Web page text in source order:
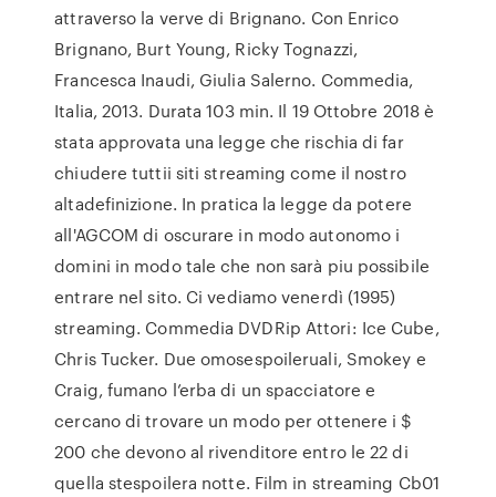
attraverso la verve di Brignano. Con Enrico
Brignano, Burt Young, Ricky Tognazzi,
Francesca Inaudi, Giulia Salerno. Commedia,
Italia, 2013. Durata 103 min. Il 19 Ottobre 2018 è
stata approvata una legge che rischia di far
chiudere tuttii siti streaming come il nostro
altadefinizione. In pratica la legge da potere
all'AGCOM di oscurare in modo autonomo i
domini in modo tale che non sarà piu possibile
entrare nel sito. Ci vediamo venerdì (1995)
streaming. Commedia DVDRip Attori: Ice Cube,
Chris Tucker. Due omosespoileruali, Smokey e
Craig, fumano l’erba di un spacciatore e
cercano di trovare un modo per ottenere i $
200 che devono al rivenditore entro le 22 di
quella stespoilera notte. Film in streaming Cb01